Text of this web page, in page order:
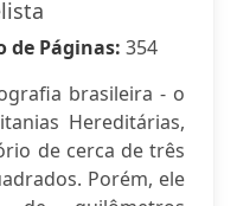
de Páginas: 354
brasileira - o
Hereditárias,
de cerca de três
Porém, ele